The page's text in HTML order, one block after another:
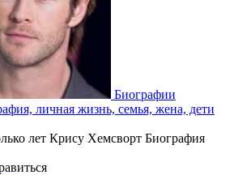
Биографии
личная жизнь, семья, жена, дети
лет Крису Хемсворт Биография